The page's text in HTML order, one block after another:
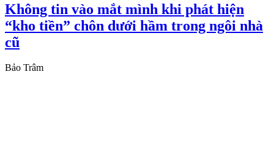
Không tin vào mắt mình khi phát hiện
“kho tiền” chôn dưới hầm trong ngôi nhà
cũ
Bảo Trâm